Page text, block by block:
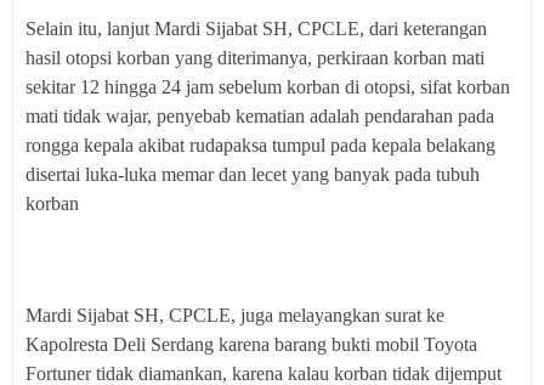
Selain itu, lanjut Mardi Sijabat SH, CPCLE, dari keterangan
hasil otopsi korban yang diterimanya, perkiraan korban mati
sekitar 12 hingga 24 jam sebelum korban di otopsi, sifat korban
mati tidak wajar, penyebab kematian adalah pendarahan pada
rongga kepala akibat rudapaksa tumpul pada kepala belakang
disertai luka-luka memar dan lecet yang banyak pada tubuh
korban
Mardi Sijabat SH, CPCLE, juga melayangkan surat ke
Kapolresta Deli Serdang karena barang bukti mobil Toyota
Fortuner tidak diamankan, karena kalau korban tidak dijemput